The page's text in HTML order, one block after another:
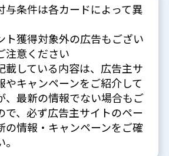
与条件は各カードによって異
ト獲得対象外の広告もござい
注意ください
載している内容は、広告主サ
やキャンペーンをご紹介して
、最新の情報でない場合もご
で、必ず広告主サイトのペー
の情報・キャンペーンをご確